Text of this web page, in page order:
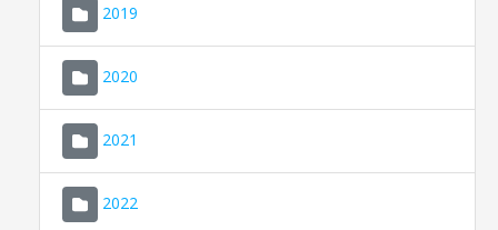
2019
2020
2021
2022